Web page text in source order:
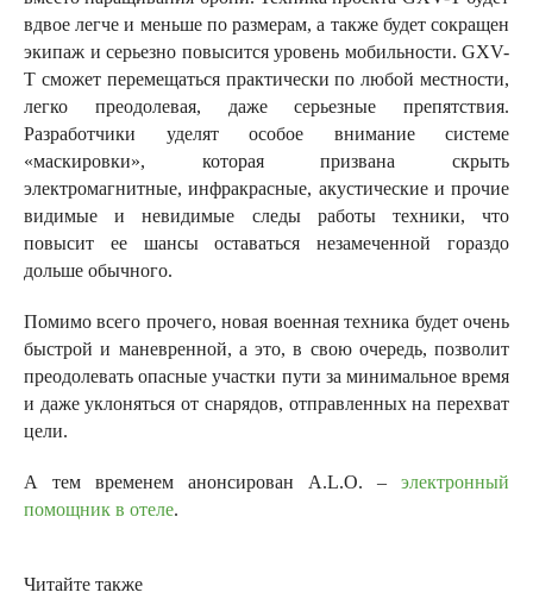
вдвое легче и меньше по размерам, а также будет сокращен
экипаж и серьезно повысится уровень мобильности. GXV-
T сможет перемещаться практически по любой местности,
легко преодолевая, даже серьезные препятствия.
Разработчики уделят особое внимание системе
«маскировки», которая призвана скрыть
электромагнитные, инфракрасные, акустические и прочие
видимые и невидимые следы работы техники, что
повысит ее шансы оставаться незамеченной гораздо
дольше обычного.
Помимо всего прочего, новая военная техника будет очень
быстрой и маневренной, а это, в свою очередь, позволит
преодолевать опасные участки пути за минимальное время
и даже уклоняться от снарядов, отправленных на перехват
цели.
А тем временем анонсирован A.L.O. – электронный
помощник в отеле.
Читайте также